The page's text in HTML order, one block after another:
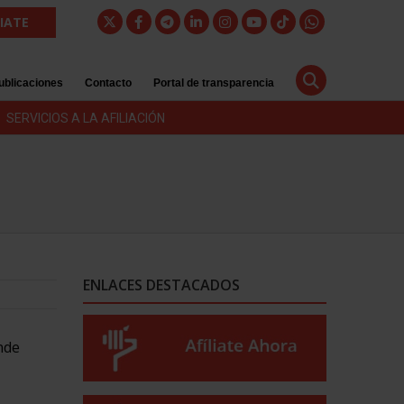
Contacto Portal de transparencia
SERVICIOS A LA AFILIACIÓN
ENLACES DESTACADOS